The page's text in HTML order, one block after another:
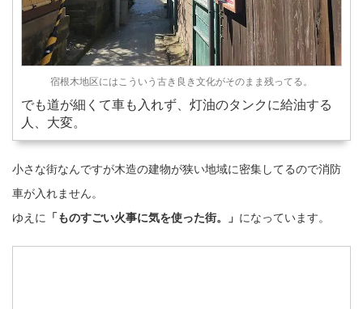
宿根木地区にはこういう古き良き文化がそのまま残ってる。
でも道が細くて車も入れず、灯油のタンクに給油する
人、大変。
小さな街なんですが木造の建物が狭い地域に密集してるので消防
車が入れません。
ゆえに 「ものすごい火事に気を使った街。」 になっています。